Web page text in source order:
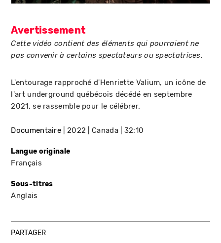
Avertissement
Cette vidéo contient des éléments qui pourraient ne
pas convenir à certains spectateurs ou spectatrices.
L'entourage rapproché d'Henriette Valium, un icône de
l'art underground québécois décédé en septembre
2021, se rassemble pour le célébrer.
Documentaire 2022 Canada 32:10
Langue originale
Français
Sous-titres
Anglais
PARTAGER